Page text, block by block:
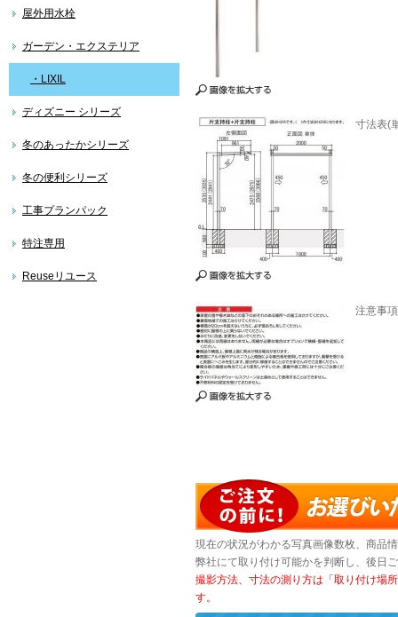
屋外用水栓
ガーデン・エクステリア
・LIXIL
ディズニー シリーズ
冬のあったかシリーズ
冬の便利シリーズ
工事プランパック
特注専用
Reuseリユース
寸法表(
注意事項
現在の状況がわかる写真画像数枚、商品
弊社にて取り付け可能かを判断し、後日
撮影方法、寸法の測り方は「取り付け場
す。